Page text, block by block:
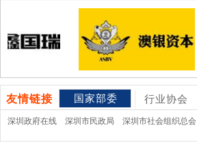
澳银资本">
友情链接
国家部委 行业协会
深圳政府在线 深圳市民政局 深圳市社会组织总会